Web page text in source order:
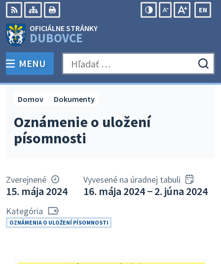
Preskočiť
na
obsah
RSS Mapa
EN
OFICIÁLNE STRÁNKY
DUBOVCE
PREPNÚŤ
MENU Hľadať:
Oznámenie o uložení
písomnosti
Domov Dokumenty
Zverejnené
15. mája 2024
Vyvesené na úradnej tabuli
16. mája 2024 − 2. júna 2024
Kategória
OZNÁMENIA O ULOŽENÍ PÍSOMNOSTI